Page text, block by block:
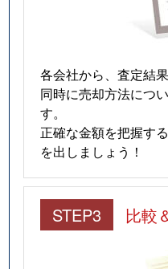
各会社から、査定結果
同時に売却方法につ
す。
正確な金額を把握す
を出しましょう！
STEP3 比較